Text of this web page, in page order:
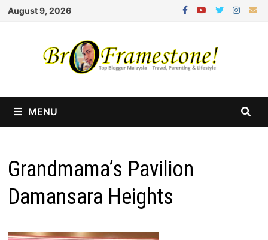
Skip
August 9, 2026
MENU
Grandmama’s Pavilion
Damansara Heights